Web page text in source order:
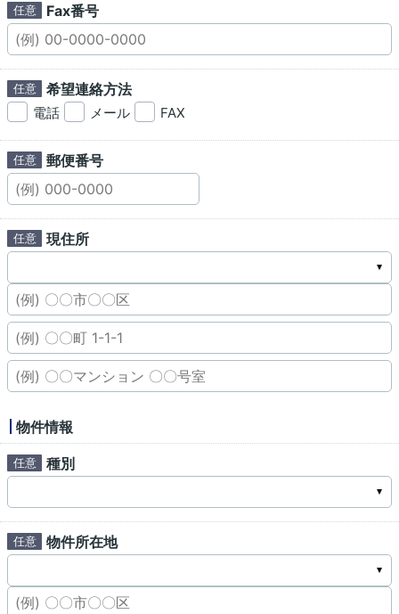
Fax番号
希望連絡方法
電話 メール FAX
郵便番号
現住所
物件情報
種別
物件所在地